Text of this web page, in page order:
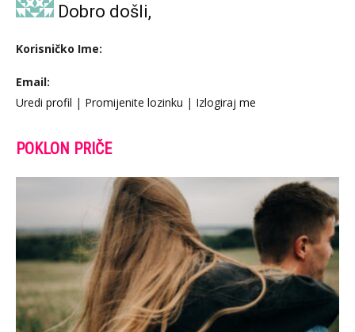
Dobro došli,
Korisničko Ime:
Email:
Uredi profil | Promijenite lozinku | Izlogiraj me
POKLON PRIČE